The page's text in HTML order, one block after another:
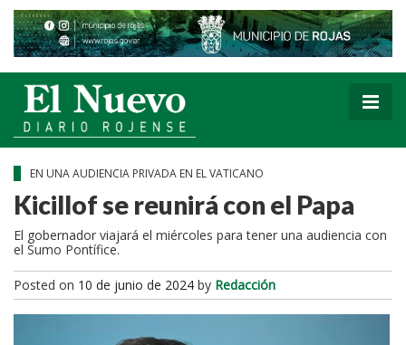
EN UNA AUDIENCIA PRIVADA EN EL VATICANO
Kicillof se reunirá con el Papa
El gobernador viajará el miércoles para tener una audiencia con
el Sumo Pontífice.
Posted on 10 de junio de 2024 by Redacción